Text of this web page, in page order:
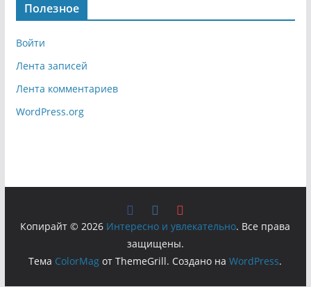
Полезное
Войти
Лента записей
Лента комментариев
WordPress.org
Копирайт © 2026 Интересно и увлекательно. Все права
защищены.
Тема ColorMag от ThemeGrill. Создано наWordPress.